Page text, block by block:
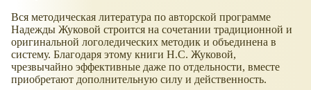
Вся методическая литература по авторской программе
Надежды Жуковой строится на сочетании традиционной и
оригинальной логоледических методик и объединена в
систему. Благодаря этому книги Н.С. Жуковой,
чрезвычайно эффективные даже по отдельности, вместе
приобретают дополнительную силу и действенность.